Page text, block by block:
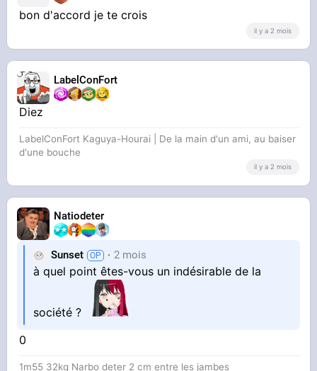
bon d'accord je te crois
il y a 2 mois
LabelConFort
Diez
LabelConFort Kaguya-Hourai | De la main d'un ami, au baiser
d'une bouche
il y a 2 mois
Natiodeter
Sunset 2 mois
à quel point êtes-vous un indésirable de la
société ?
0
1m55 32kg Narbo deter 2 cm entre les jambes